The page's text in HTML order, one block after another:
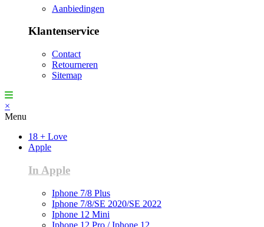
Aanbiedingen
Klantenservice
Contact
Retourneren
Sitemap
×
Menu
18 + Love
Apple
In Apple
Iphone 7/8 Plus
Iphone 7/8/SE 2020/SE 2022
Iphone 12 Mini
Iphone 12 Pro / Iphone 12